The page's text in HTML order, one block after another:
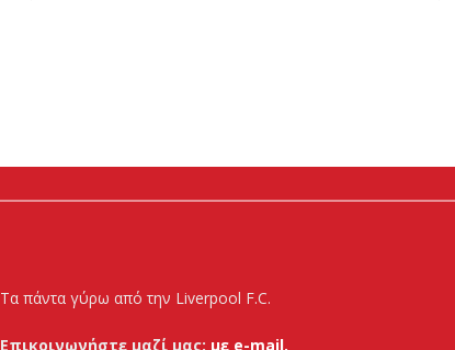
Τα πάντα γύρω από την Liverpool F.C.
Επικοινωνήστε μαζί μας: με e-mail.